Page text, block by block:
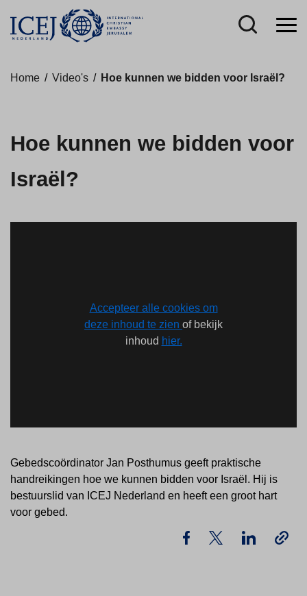
Home / Video's / Hoe kunnen we bidden voor Israël?
Hoe kunnen we bidden voor
Israël?
Accepteer alle cookies om
deze inhoud te zien of bekijk
inhoud hier.
Gebedscoördinator Jan Posthumus geeft praktische
handreikingen hoe we kunnen bidden voor Israël. Hij is
bestuurslid van ICEJ Nederland en heeft een groot hart
voor gebed.